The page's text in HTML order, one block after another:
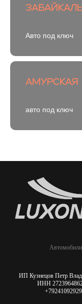
Авто под ключ
Амурская
авто под ключ
Автомобили
ИП Кузнецов Петр
ИНН
+79241092929